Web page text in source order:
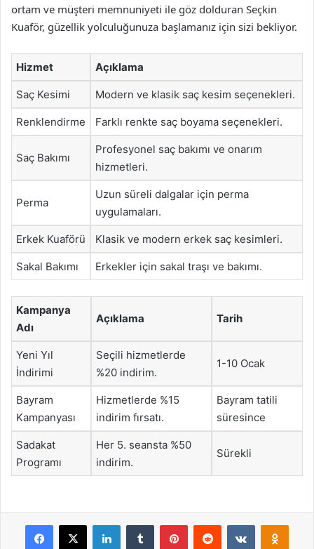
ortam ve müşteri memnuniyeti ile göz dolduran Seçkin
Kuaför, güzellik yolculuğunuza başlamanız için sizi bekliyor.
Hizmet Açıklama
Saç Kesimi Modern ve klasik saç kesim seçenekleri.
Renklendirme Farklı renkte saç boyama seçenekleri.
Saç Bakımı
Profesyonel saç bakımı ve onarım
hizmetleri.
Perma
Uzun süreli dalgalar için perma
uygulamaları.
Erkek Kuaförü Klasik ve modern erkek saç kesimleri.
Sakal Bakımı Erkekler için sakal traşı ve bakımı.
Kampanya
Adı
Açıklama Tarih
Yeni Yıl
İndirimi
Seçili hizmetlerde
%20 indirim.
1-10 Ocak
Bayram
Kampanyası
Hizmetlerde %15
indirim fırsatı.
Bayram tatili
süresince
Sadakat
Programı
Her 5. seansta %50
indirim.
Sürekli
Facebook
X LinkedInTumblr PinterestReddit VKontakte